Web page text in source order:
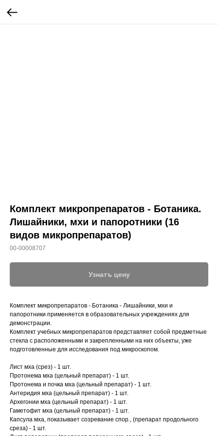
Комплект микропрепаратов - Ботаника.
Лишайники, мхи и папоротники (16
видов микропрепаратов)
00-00008707
Узнатъ цену
Комплект микропрепаратов - Ботаника - Лишайники, мхи и
папоротники применяется в образовательных учреждениях для
демонстрации.
Комплект учебных микропрепаратов представляет собой предметные
стекла с расположенными и закрепленными на них объекты, уже
подготовленные для исследования под микроскопом.
Лист мха (срез) - 1 шт.
Протонема мха (цельный препарат) - 1 шт.
Протонема и почка мха (цельный препарат) - 1 шт.
Антеридия мха (цельный препарат) - 1 шт.
Архегонии мха (цельный препарат) - 1 шт.
Гаметофит мха (цельный препарат) - 1 шт.
Капсула мха, показывает созревание спор., (препарат продольного
среза) - 1 шт.